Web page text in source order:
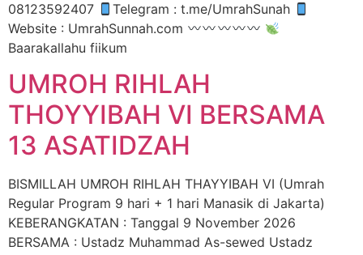
08123592407
Telegram : t.me/UmrahSunah
Website : UmrahSunnah.com
Baarakallahu fiikum
UMROH RIHLAH
THOYYIBAH VI BERSAMA
13 ASATIDZAH
BISMILLAH UMROH RIHLAH THAYYIBAH VI (Umrah
Regular Program 9 hari + 1 hari Manasik di Jakarta)
KEBERANGKATAN : Tanggal 9 November 2026
BERSAMA : Ustadz Muhammad As-sewed Ustadz